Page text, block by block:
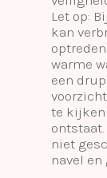
Let op:
kan
warme
een
te kijken
niet
navel en